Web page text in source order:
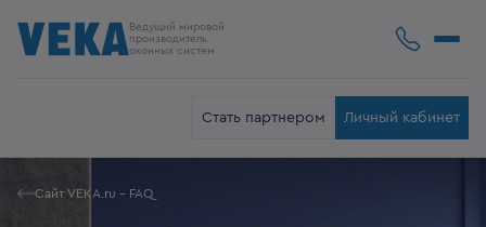
Ведущий мировой
производитель
оконных систем
Стать партнером Личный кабинет
Сайт VEKA.ru - FAQ